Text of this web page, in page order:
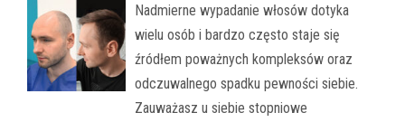
Nadmierne wypadanie włosów dotyka
wielu osób i bardzo często staje się
źródłem poważnych kompleksów oraz
odczuwalnego spadku pewności siebie.
Zauważasz u siebie stopniowe